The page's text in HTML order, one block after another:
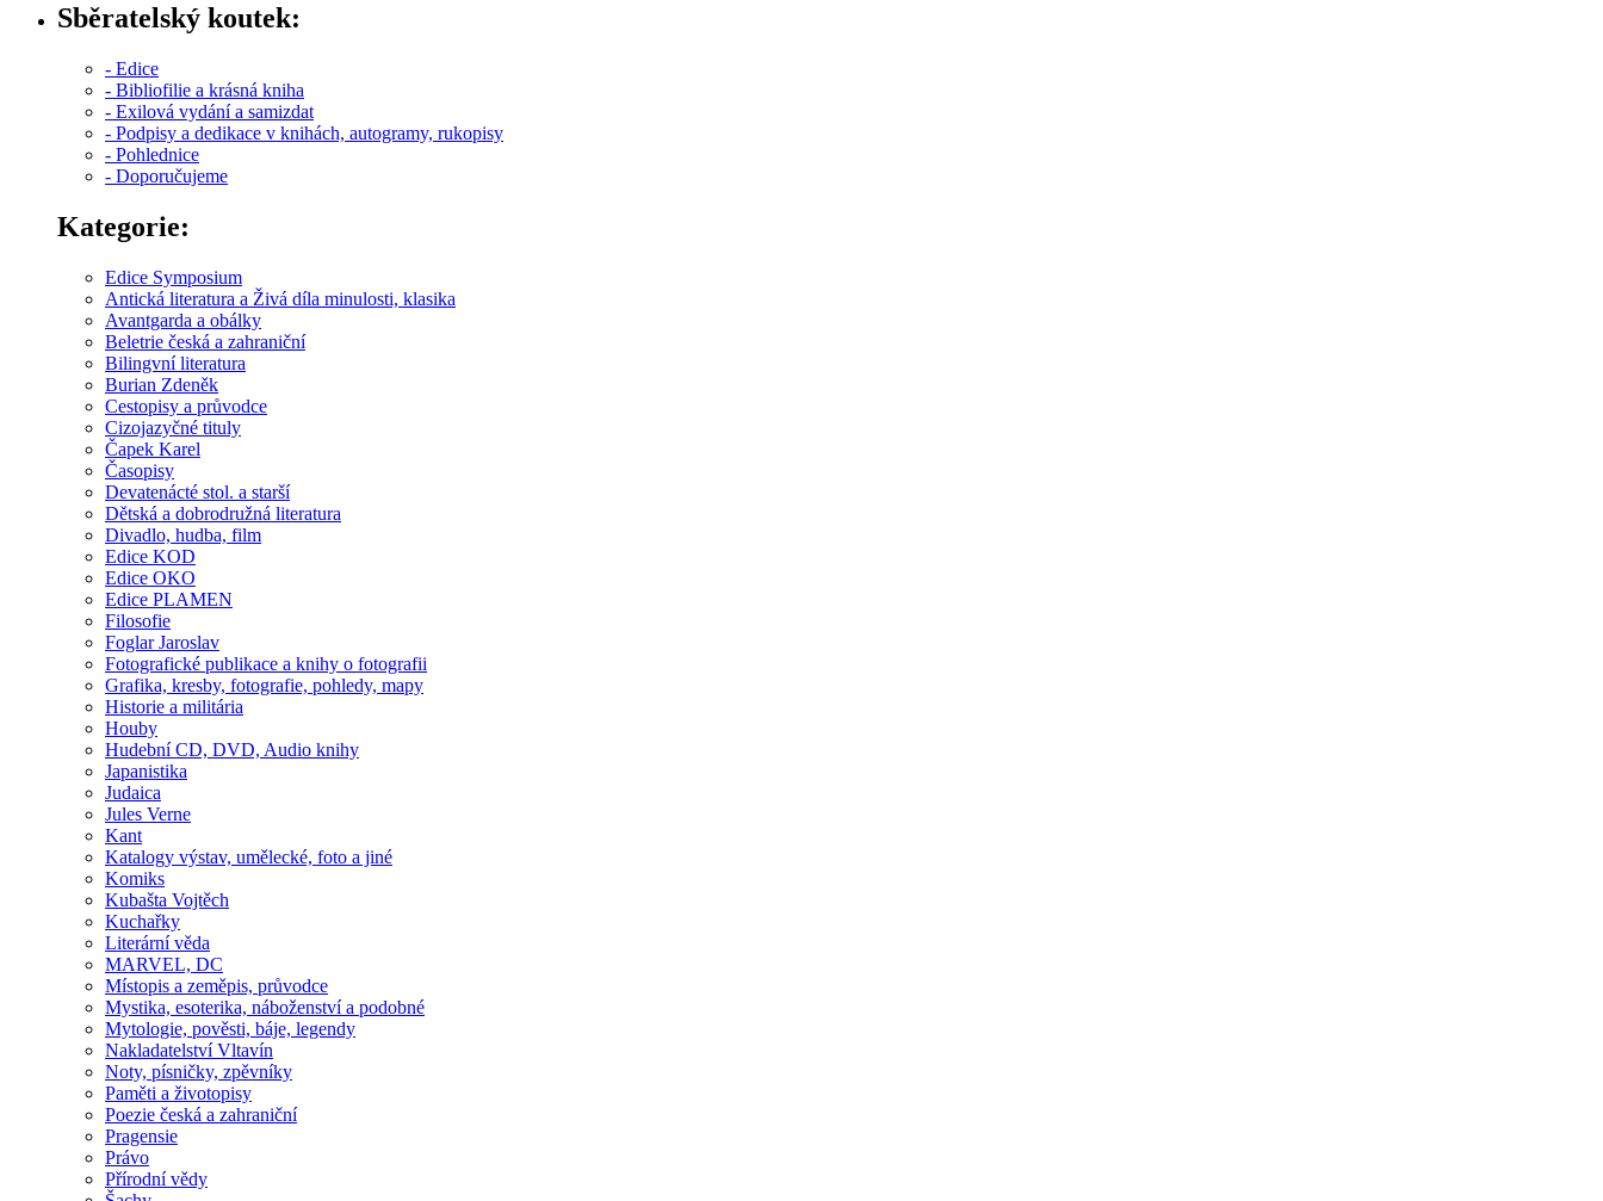
Sběratelský koutek:
- Edice
- Bibliofilie a krásná kniha
- Exilová vydání a samizdat
- Podpisy a dedikace v knihách, autogramy, rukopisy
- Pohlednice
- Doporučujeme
Kategorie:
Edice Symposium
Antická literatura a Živá díla minulosti, klasika
Avantgarda a obálky
Beletrie česká a zahraniční
Bilingvní literatura
Burian Zdeněk
Cestopisy a průvodce
Cizojazyčné tituly
Čapek Karel
Časopisy
Devatenácté stol. a starší
Dětská a dobrodružná literatura
Divadlo, hudba, film
Edice KOD
Edice OKO
Edice PLAMEN
Filosofie
Foglar Jaroslav
Fotografické publikace a knihy o fotografii
Grafika, kresby, fotografie, pohledy, mapy
Historie a militária
Houby
Hudební CD, DVD, Audio knihy
Japanistika
Judaica
Jules Verne
Kant
Katalogy výstav, umělecké, foto a jiné
Komiks
Kubašta Vojtěch
Kuchařky
Literární věda
MARVEL, DC
Místopis a zeměpis, průvodce
Mystika, esoterika, náboženství a podobné
Mytologie, pověsti, báje, legendy
Nakladatelství Vltavín
Noty, písničky, zpěvníky
Paměti a životopisy
Poezie česká a zahraniční
Pragensie
Právo
Přírodní vědy